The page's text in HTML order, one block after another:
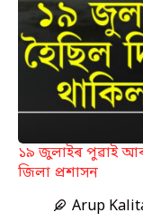
১৯ জুলাইৰ পুৱাই
জিলা প্ৰশাসন
Arup